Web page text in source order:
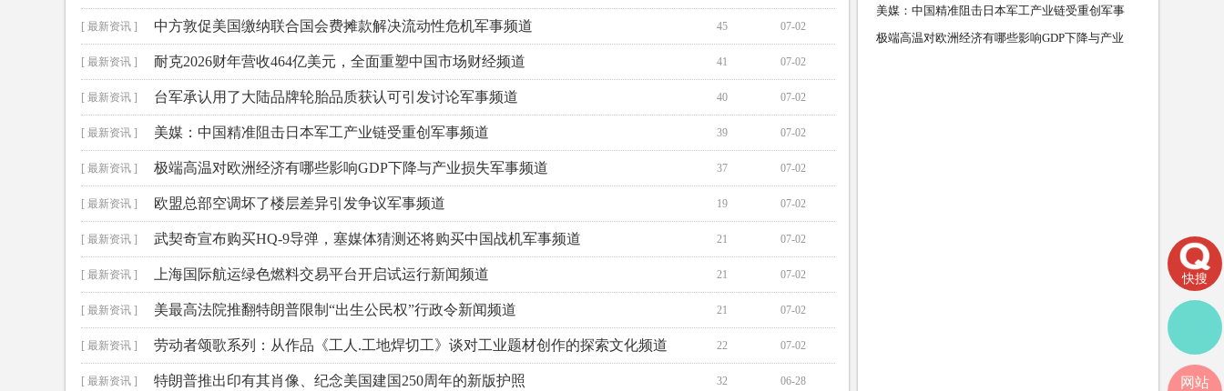
[ 最新资讯 ] 中方敦促美国缴纳联合国会费摊款解决流动性危机军事频道 07-02
45
[ 最新资讯 ] 耐克2026财年营收464亿美元，全面重塑中国市场财经频道 07-02
41
[ 最新资讯 ] 台军承认用了大陆品牌轮胎品质获认可引发讨论军事频道 07-02
40
[ 最新资讯 ] 美媒：中国精准阻击日本军工产业链受重创军事频道 07-02
39
[ 最新资讯 ] 极端高温对欧洲经济有哪些影响GDP下降与产业损失军事频道 07-02
37
[ 最新资讯 ] 欧盟总部空调坏了楼层差异引发争议军事频道 07-02
19
[ 最新资讯 ] 武契奇宣布购买HQ-9导弹，塞媒体猜测还将购买中国战机军事频道 07-02
21
[ 最新资讯 ] 上海国际航运绿色燃料交易平台开启试运行新闻频道 07-02
21
[ 最新资讯 ] 美最高法院推翻特朗普限制“出生公民权”行政令新闻频道 07-02
21
[ 最新资讯 ] 劳动者颂歌系列：从作品《工人.工地焊切工》谈对工业题材创作的探索文化频道 07-02
22
[ 最新资讯 ] 特朗普推出印有其肖像、纪念美国建国250周年的新版护照 06-28
32
军事频道
美媒：中国精准阻击日本军工产业链受重创军事
频道
极端高温对欧洲经济有哪些影响GDP下降与产业
快搜
网站